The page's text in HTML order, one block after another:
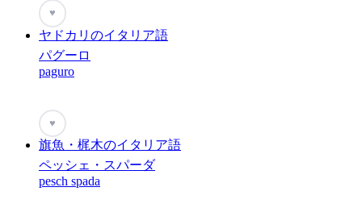
♥
ヤドカリのイタリア語
パグーロ
paguro
♥
旗魚・梶木のイタリア語
ペッシェ・スパーダ
pesch spada